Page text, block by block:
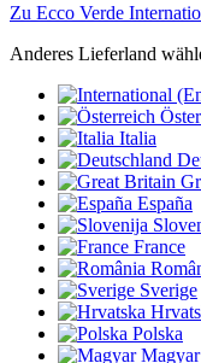
Zu Ecco Verde
Anderes Lieferland
Italia
España
France
Sverige
Polska
Magyar